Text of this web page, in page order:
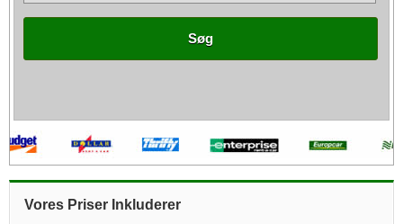
Søg
Vores Priser Inkluderer